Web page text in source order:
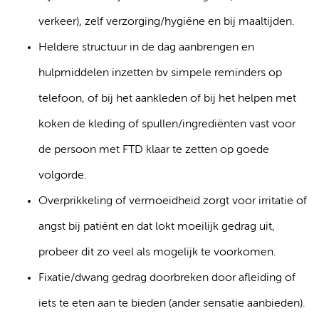
verkeer), zelf verzorging/hygiëne en bij maaltijden.
Heldere structuur in de dag aanbrengen en
hulpmiddelen inzetten bv simpele reminders op
telefoon, of bij het aankleden of bij het helpen met
koken de kleding of spullen/ingrediënten vast voor
de persoon met FTD klaar te zetten op goede
volgorde.
Overprikkeling of vermoeidheid zorgt voor irritatie of
angst bij patiënt en dat lokt moeilijk gedrag uit,
probeer dit zo veel als mogelijk te voorkomen.
Fixatie/dwang gedrag doorbreken door afleiding of
iets te eten aan te bieden (ander sensatie aanbieden).